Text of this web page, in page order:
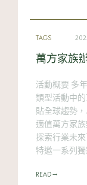
構建一個具
——以使命與
家族辦公室
https://
to hear
definition of
TAGS
萬方家族
活動概要 多
類型活動中
貼全球趨勢
適值萬方家
探索行業未
特邀一系列
經濟影響、
READ →